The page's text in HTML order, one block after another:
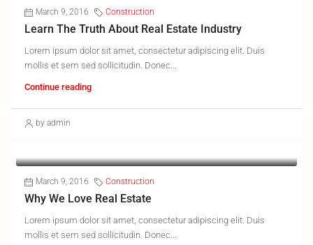
March 9, 2016 Construction
Learn The Truth About Real Estate Industry
Lorem ipsum dolor sit amet, consectetur adipiscing elit. Duis
mollis et sem sed sollicitudin. Donec...
Continue reading
by admin
March 9, 2016 Construction
Why We Love Real Estate
Lorem ipsum dolor sit amet, consectetur adipiscing elit. Duis
mollis et sem sed sollicitudin. Donec...